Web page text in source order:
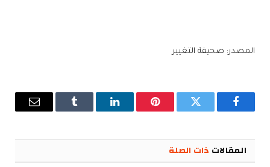
المصدر: صحيفة التغيير
فيسبوك تويتر بينتيريستلينكدإن Tumblr
البريد
المقالات ذات الصلة